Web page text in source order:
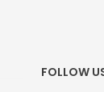
FOLLOW